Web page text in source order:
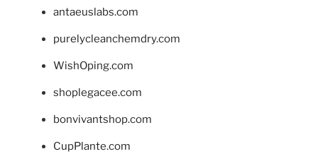
antaeuslabs.com
purelycleanchemdry.com
WishOping.com
shoplegacee.com
bonvivantshop.com
CupPlante.com